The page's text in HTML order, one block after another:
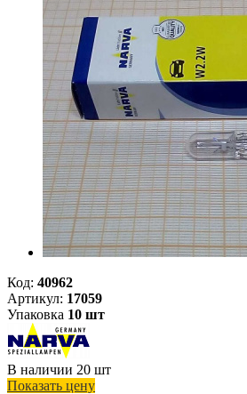
Код: 40962
Артикул: 17059
Упаковка 10 шт
В наличии 20 шт
Показать цену